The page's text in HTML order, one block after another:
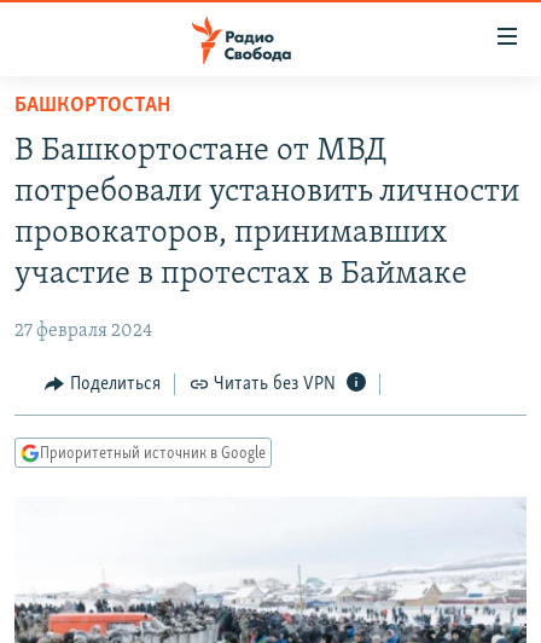
упрощенного
доступа
основному
содержанию
Вернутся
навигации
Вернутся
ПОДКАСТЫ
АВТОРСКИЕ ПРОЕКТЫ
КУЛЬТУРА
IDEL.РЕАЛИИ
КАВКАЗ.РЕАЛИИ
ПОДПИШИТЕСЬ НА РАССЫЛКУ
БАШКОРТОСТАН
В Башкортостане от МВД
потребовали установить личности
провокаторов, принимавших
участие в протестах в Баймаке
27 февраля 2024
Поделиться Читать без VPN
Приоритетный источник в Google